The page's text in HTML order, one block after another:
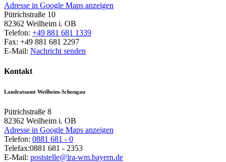
Adresse in Google Maps anzeigen
Pütrichstraße 10
82362 Weilheim i. OB
Telefon: +49 881 681 1339
Fax: +49 881 681 2297
E-Mail: Nachricht senden
Kontakt
Landratsamt Weilheim-Schongau
Pütrichstraße 8
82362 Weilheim i. OB
Adresse in Google Maps anzeigen
Telefon: 0881 681 - 0
Telefax:0881 681 - 2353
E-Mail: poststelle@lra-wm.bayern.de